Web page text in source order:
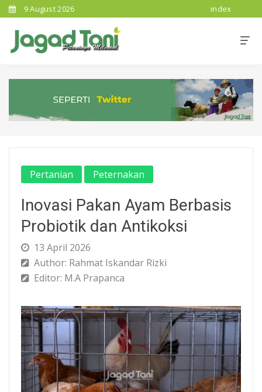
9 August 2026 index
Pertanian Peternakan
Inovasi Pakan Ayam Berbasis
Probiotik dan Antikoksi
13 April 2026
Author: Rahmat Iskandar Rizki
Editor: M.A Prapanca